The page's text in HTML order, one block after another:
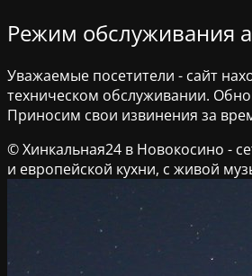
Режим обслуживания
Уважаемые посетители - сайт
техническом обслуживании.
Приносим свои извинения за
© Хинкальная24 в Новокосино -
и европейской кухни, с живой